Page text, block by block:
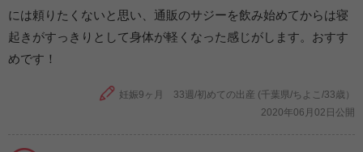
には頼りたくないと思い、通販のサジーを飲み始めてからは寝
起きがすっきりとして身体が軽くなった感じがします。おすす
めです！
妊娠9ヶ月 33週/初めての出産 (千葉県/ちよこ/33歳）
2020年06月02日公開